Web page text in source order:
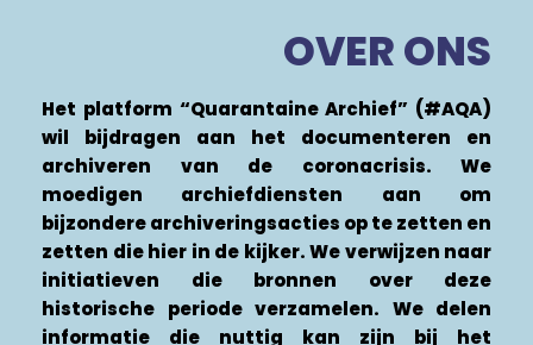
OVER ONS
Het platform “Quarantaine Archief” (#AQA)
wil bijdragen aan het documenteren en
archiveren van de coronacrisis. We
moedigen archiefdiensten aan om
bijzondere archiveringsacties op te zetten en
zetten die hier in de kijker. We verwijzen naar
initiatieven die bronnen over deze
historische periode verzamelen. We delen
informatie die nuttig kan zijn bij het